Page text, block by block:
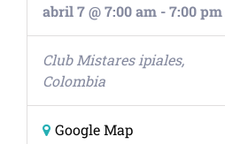
abril 7 @ 7:00 am -7:00 pm
Club Mistares ipiales,
Colombia
Google Map